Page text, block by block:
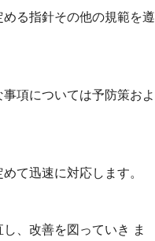
る指針その他の規範を遵
項については予防策およ
て迅速に対応します。
、改善を図っていき ま